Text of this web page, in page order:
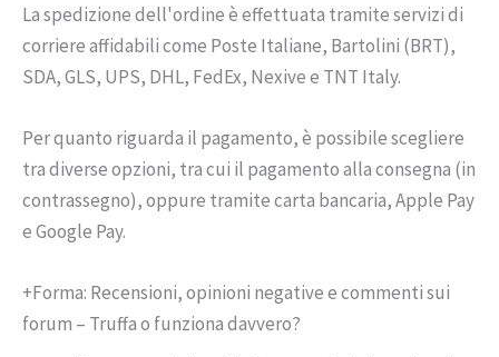
La spedizione dell'ordine è effettuata tramite servizi di
corriere affidabili come Poste Italiane, Bartolini (BRT),
SDA, GLS, UPS, DHL, FedEx, Nexive e TNT Italy.
Per quanto riguarda il pagamento, è possibile scegliere
tra diverse opzioni, tra cui il pagamento alla consegna (in
contrassegno), oppure tramite carta bancaria, Apple Pay
e Google Pay.
+Forma: Recensioni, opinioni negative e commenti sui
forum – Truffa o funziona davvero?